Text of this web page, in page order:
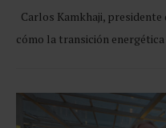
Carlos Kamkhaji,
cómo la transición